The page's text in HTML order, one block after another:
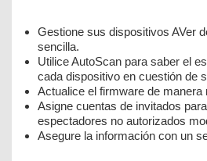
Gestione sus dispositivos AVer
sencilla.
Utilice AutoScan para saber el
cada dispositivo en cuestión de
Actualice el firmware de manera
Asigne cuentas de invitados
espectadores no autorizados
Asegure la información con un